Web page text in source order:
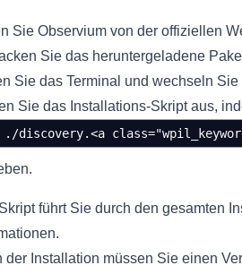
Sie Observium von der offiziellen
Sie das heruntergeladene
Sie das Terminal und wechseln
Sie das Installations-Skript aus,
./discovery.<a
führt Sie durch den gesamten
der Installation müssen Sie einen